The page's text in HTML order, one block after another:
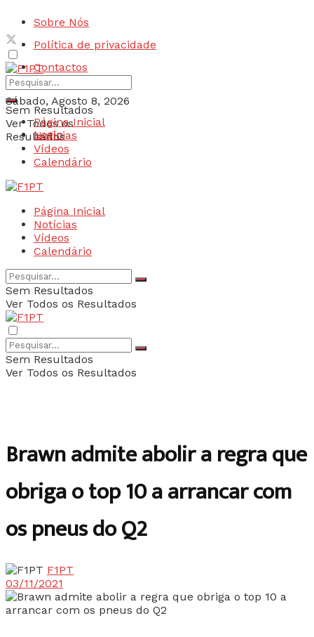
Sobre Nós
Política de privacidade
Contactos
Sábado, Agosto 8, 2026
Login
Sem Resultados
Ver Todos os
Resultados
Página Inicial
Notícias
Vídeos
Calendário
Página Inicial
Notícias
Vídeos
Calendário
Sem Resultados
Ver Todos os Resultados
Sem Resultados
Ver Todos os Resultados
Brawn admite abolir a regra que
obriga o top 10 a arrancar com
os pneus do Q2
F1PT
03/11/2021